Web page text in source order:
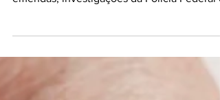
Enquanto o Congresso Nacional pressiona o
emendas, investigações da Polícia Federal e
de órgãos de...